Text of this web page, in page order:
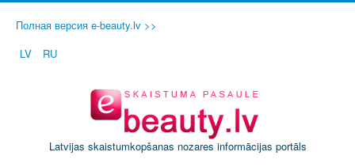
Полная версия e-beauty.lv >>
LV
RU
Latvijas skaistumkopšanas nozares informācijas portāls